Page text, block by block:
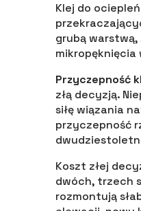
Klej do
grubą
Przyczepność
złą decyzją.
siłę wiązania
przyczepność
Koszt złej
dwóch, trzech
rozmontują